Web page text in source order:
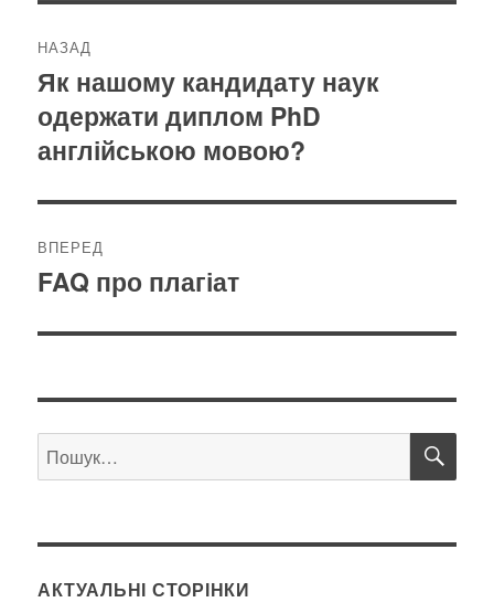
записів
НАЗАД
Попередній
запис:
Як нашому кандидату наук
одержати диплом PhD
англійською мовою?
ВПЕРЕД
Наступний
FAQ про плагіат
Пошук
за
АКТУАЛЬНІ СТОРІНКИ